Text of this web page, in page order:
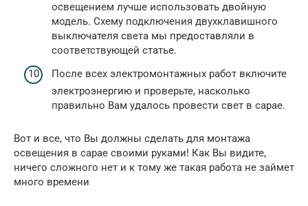
освещением лучше использовать двойную
модель. Схему подключения двухклавишного
выключателя света мы предоставляли в
соответствующей статье.
После всех электромонтажных работ включите
электроэнергию и проверьте, насколько
правильно Вам удалось провести свет в сарае.
Вот и все, что Вы должны сделать для монтажа
освещения в сарае своими руками! Как Вы видите,
ничего сложного нет и к тому же такая работа не займет
много времени